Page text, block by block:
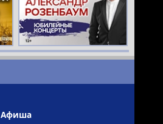
Афиша